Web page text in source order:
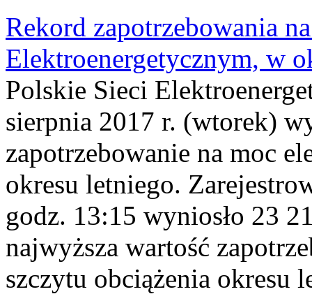
Rekord zapotrzebowania
Elektroenergetycznym, w
Polskie Sieci
sierpnia 2017 r. (wtorek)
zapotrzebowanie na moc
okresu letniego.
godz. 13:15 wyniosło 23
najwyższa wartość
szczytu obciążenia okresu